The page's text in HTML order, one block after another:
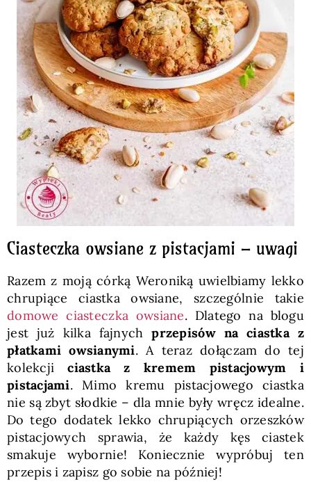
Ciasteczka owsiane z pistacjami – uwagi
Razem z moją córką Weroniką uwielbiamy lekko
chrupiące ciastka owsiane, szczególnie takie
domowe ciasteczka owsiane. Dlatego na blogu
jest już kilka fajnychprzepisów na ciastka z
płatkami owsianymi. A teraz dołączam do tej
kolekcjiciastka z kremem pistacjowym i
pistacjami. Mimo kremu pistacjowego ciastka
nie są zbyt słodkie – dla mnie były wręcz idealne.
Do tego dodatek lekko chrupiących orzeszków
pistacjowych sprawia, że każdy kęs ciastek
smakuje wybornie! Koniecznie wypróbuj ten
przepis i zapisz go sobie na później!